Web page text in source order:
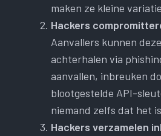
maken ze kleine
Hackers
Aanvallers kunnen
achterhalen via
aanvallen, inbreuken
blootgestelde API-
niemand zelfs dat het
Hackers verzamelen